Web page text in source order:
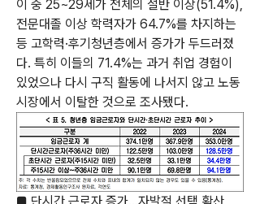
이 중 25~29세가 전체의 절반 이상(51.4%),
전문대졸 이상 학력자가 64.7%를 차지하는
등 고학력·후기청년층에서 증가가 두드러졌
다. 특히 이들의 71.4%는 과거 취업 경험이
있었으나 다시 구직 활동에 나서지 않고 노동
시장에서 이탈한 것으로 조사됐다.